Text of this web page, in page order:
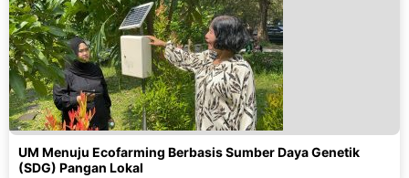
UM Menuju Ecofarming Berbasis Sumber Daya Genetik
(SDG) Pangan Lokal